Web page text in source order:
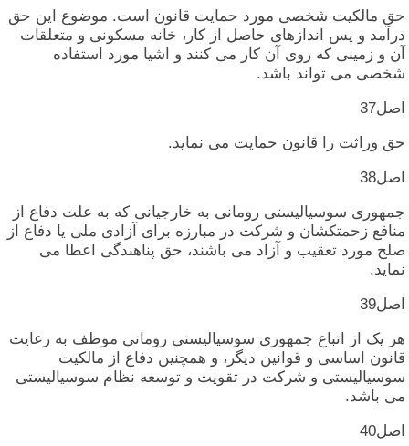
حق‏ مالکیت‏ شخصی‏ مورد حمایت‏ قانون‏ است‏. موضوع‏ این‏ حق‏
درآمد و پس‏ اندازهای‏ حاصل‏ از کار، خانه‏ مسکونی‏ و متعلقات‏
آن‏ و زمینی‏ که‏ روی‏ آن‏ کار می‏ کنند و اشیا مورد استفاده‏
شخصی‏ می‏ تواند باشد.
اصل‏37
حق‏ وراثت‏ را قانون‏ حمایت‏ می‏ نماید.
اصل‏38
جمهوری‏ سوسیالیستی‏ رومانی‏ به‏ خارجیانی‏ که‏ به‏ علت‏ دفاع‏ از
منافع زحمتکشان‏ و شرکت‏ در مبارزه‏ برای‏ آزادی‏ ملی‏ یا دفاع‏ از
صلح‏ مورد تعقیب‏ و آزاد می‏ باشند، حق‏ پناهندگی‏ اعطا می‏
نماید.
اصل‏39
هر یک‏ از اتباع‏ جمهوری‏ سوسیالیستی‏ رومانی‏ موظف‏ به‏ رعایت‏
قانون‏ اساسی‏ و قوانین‏ دیگر، و همچنین‏ دفاع‏ از مالکیت‏
سوسیالیستی‏ و شرکت‏ در تقویت‏ و توسعه‏ نظام‏ سوسیالیستی‏
می‏ باشد.
اصل‏40